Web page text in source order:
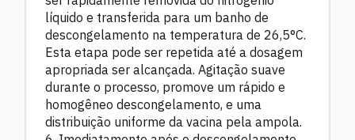
líquido e transferida para um banho de
descongelamento na temperatura de 26,5°C.
Esta etapa pode ser repetida até a dosagem
apropriada ser alcançada. Agitação suave
durante o processo, promove um rápido e
homogêneo descongelamento, e uma
distribuição uniforme da vacina pela ampola.